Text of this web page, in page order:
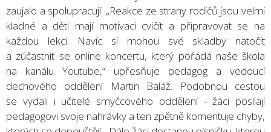
zaujalo a spolupracují. „Reakce ze strany rodičů jsou velmi
kladné a děti mají motivaci cvičit a připravovat se na
každou lekci. Navíc si mohou své skladby natočit
a zúčastnit se online koncertu, který pořádá naše škola
na kanálu Youtube,“ upřesňuje pedagog a vedoucí
dechového oddělení Martin Baláž. Podobnou cestou
se vydali i učitelé smyčcového oddělení - žáci posílají
pedagogovi svoje nahrávky a ten zpětně komentuje chyby,